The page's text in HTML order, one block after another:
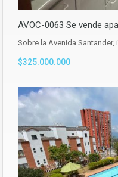
AVOC-0063 Se vende
Sobre la Avenida Santander,
$325.000.000